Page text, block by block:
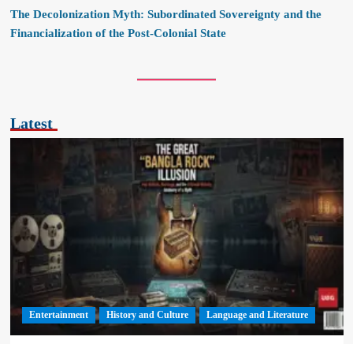
The Decolonization Myth: Subordinated Sovereignty and the
Financialization of the Post-Colonial State
Latest
Entertainment History and Culture Language and Literature